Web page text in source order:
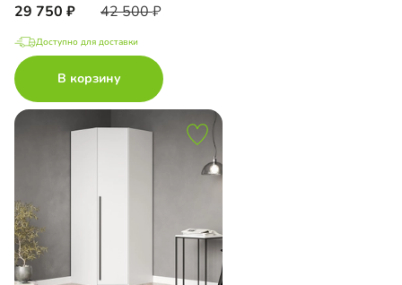
29 750 42 500
Доступно для доставки
В корзину